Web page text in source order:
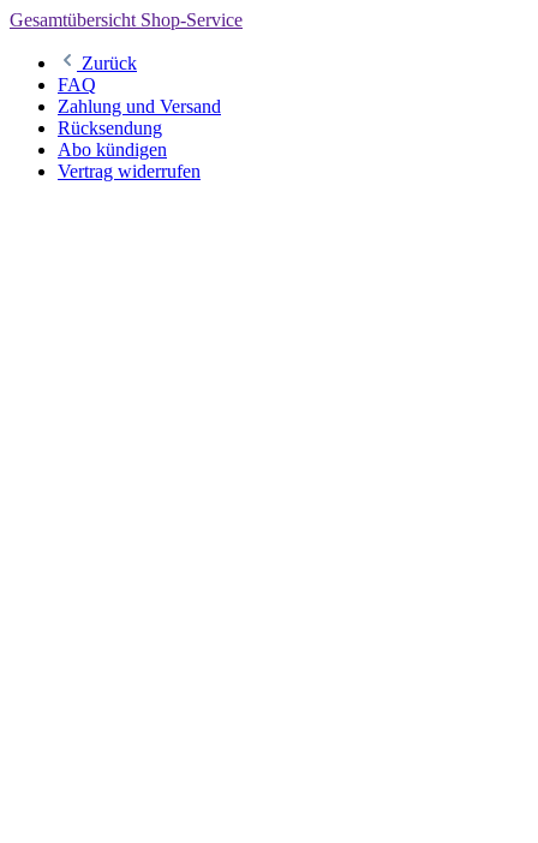
Gesamtübersicht Shop-Service
Zurück
FAQ
Zahlung und Versand
Rücksendung
Abo kündigen
Vertrag widerrufen